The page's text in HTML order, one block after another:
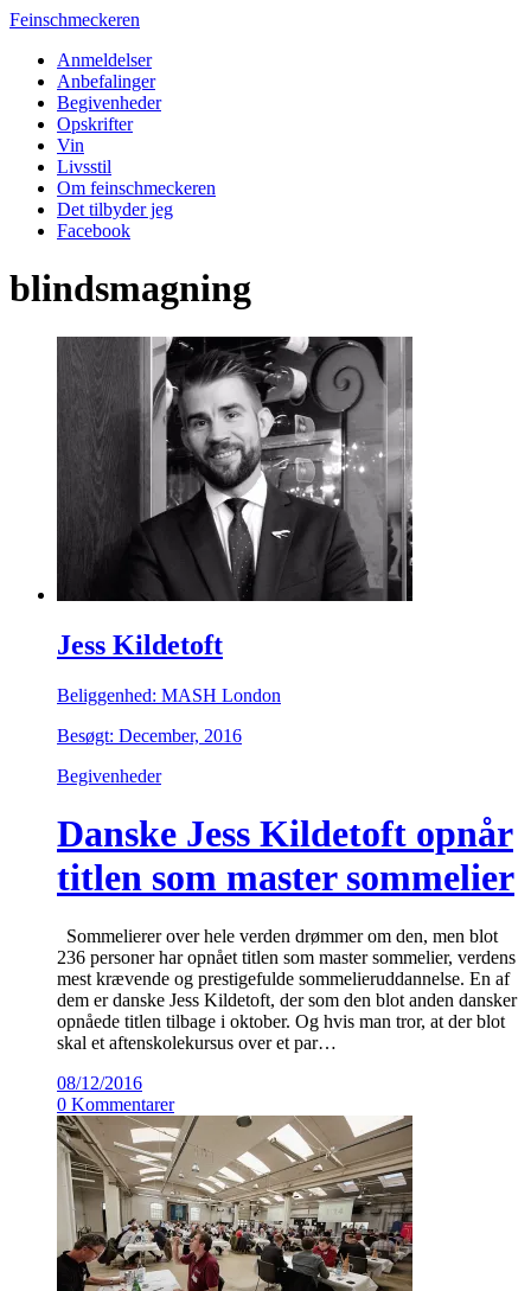
Feinschmeckeren
Anmeldelser
Anbefalinger
Begivenheder
Opskrifter
Vin
Livsstil
Om feinschmeckeren
Det tilbyder jeg
Facebook
blindsmagning
Jess Kildetoft
Beliggenhed: MASH London
Besøgt: December, 2016
Begivenheder
Danske Jess Kildetoft opnår
titlen som master sommelier
Sommelierer over hele verden drømmer om den, men blot
236 personer har opnået titlen som master sommelier, verdens
mest krævende og prestigefulde sommelieruddannelse. En af
dem er danske Jess Kildetoft, der som den blot anden dansker
opnåede titlen tilbage i oktober. Og hvis man tror, at der blot
skal et aftenskolekursus over et par…
08/12/2016
0 Kommentarer